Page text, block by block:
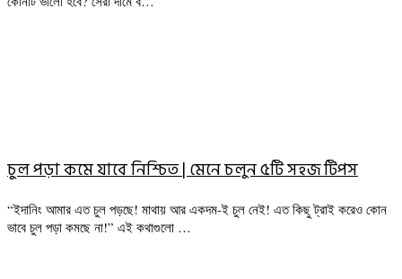
চুল পড়া কমে যাবে নিশ্চিত | মেনে চলুন ৫টি সহজ টিপস
“ইদানিং আমার এত চুল পড়ছে! মাথায় আর একদম-ই চুল নেই! এত কিছু ট্রাই করেও কোন
ভাবে চুল পড়া কমছে না!” এই কথাগুলো …